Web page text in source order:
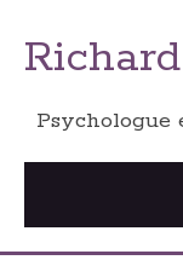
Psychologue